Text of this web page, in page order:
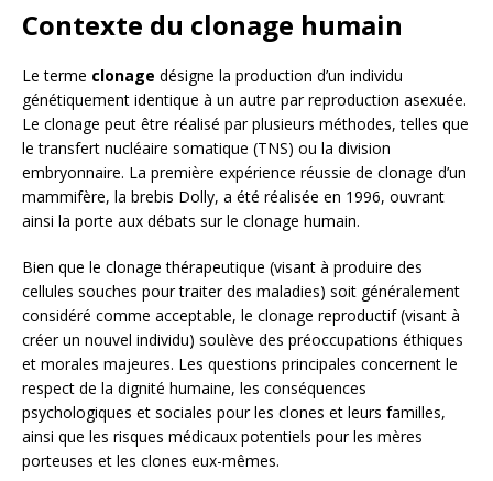
Contexte du clonage humain
Le terme clonage désigne la production d’un individu
génétiquement identique à un autre par reproduction asexuée.
Le clonage peut être réalisé par plusieurs méthodes, telles que
le transfert nucléaire somatique (TNS) ou la division
embryonnaire. La première expérience réussie de clonage d’un
mammifère, la brebis Dolly, a été réalisée en 1996, ouvrant
ainsi la porte aux débats sur le clonage humain.
Bien que le clonage thérapeutique (visant à produire des
cellules souches pour traiter des maladies) soit généralement
considéré comme acceptable, le clonage reproductif (visant à
créer un nouvel individu) soulève des préoccupations éthiques
et morales majeures. Les questions principales concernent le
respect de la dignité humaine, les conséquences
psychologiques et sociales pour les clones et leurs familles,
ainsi que les risques médicaux potentiels pour les mères
porteuses et les clones eux-mêmes.